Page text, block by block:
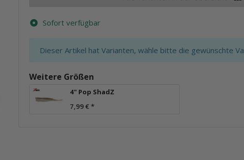
Sofort verfügbar
x
Dieser Artikel hat Varianten, wähle bitte die gewünschte
Weitere Größen
4" Pop ShadZ
7,99 € *